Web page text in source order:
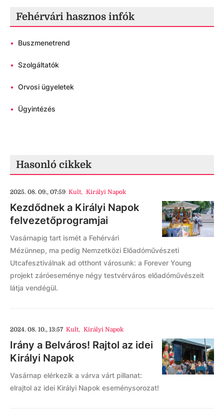
Fehérvári hasznos infók
• Buszmenetrend
• Szolgáltatók
• Orvosi ügyeletek
• Ügyintézés
Hasonló cikkek
2025. 08. 09., 07:59 Kult, Királyi Napok
Kezdődnek a Királyi Napok
felvezetőprogramjai
Vasárnapig tart ismét a Fehérvári
Mézünnep, ma pedig Nemzetközi Előadóművészeti
Utcafesztiválnak ad otthont városunk: a Forever Young
projekt záróeseménye négy testvérváros előadóművészeit
látja vendégül.
2024. 08. 10., 13:57 Kult, Királyi Napok
Irány a Belváros! Rajtol az idei
Királyi Napok
Vasárnap elérkezik a várva várt pillanat:
elrajtol az idei Királyi Napok eseménysorozat!